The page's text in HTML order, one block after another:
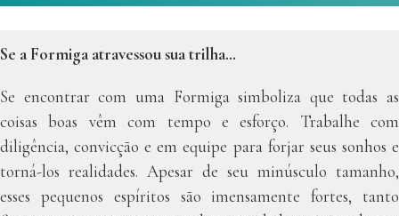
Se a Formiga atravessou sua trilha…
Se encontrar com uma Formiga simboliza que todas as
coisas boas vêm com tempo e esforço. Trabalhe com
diligência, convicção e em equipe para forjar seus sonhos e
torná-los realidades. Apesar de seu minúsculo tamanho,
esses pequenos espíritos são imensamente fortes, tanto